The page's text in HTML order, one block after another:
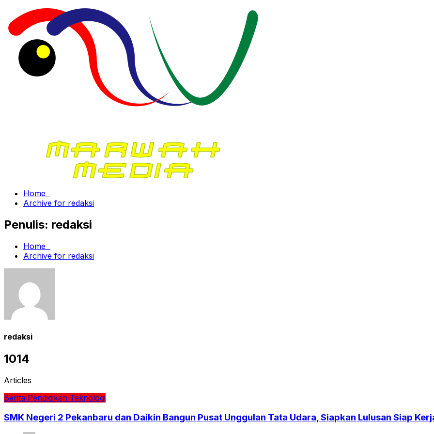
Home
Archive for redaksi
Penulis: redaksi
Home
Archive for redaksi
redaksi
1014
Articles
Berita Pendidikan Teknologi
SMK Negeri 2 Pekanbaru dan Daikin Bangun Pusat Unggulan Tata Udara, Siapkan Lulusan Siap